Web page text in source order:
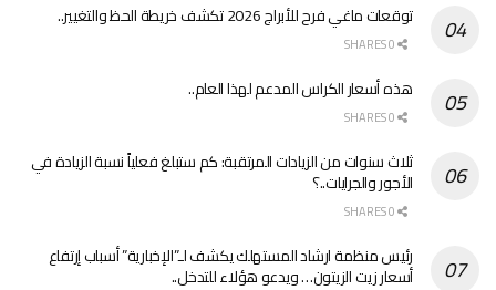
توقعات ماغي فرح للأبراج 2026 تكشف خريطة الحظ والتغيير..
هذه أسعار الكراس المدعم لهذا العام..
ثلاث سنوات من الزيادات المرتقبة: كم ستبلغ فعلياً نسبة الزيادة في
الأجور والجرايات..؟
رئيس منظمة ارشاد المستهلك يكشف لـ”الإخبارية” أسباب إرتفاع
أسعار زيت الزيتون… ويدعو هؤلاء للتدخل..